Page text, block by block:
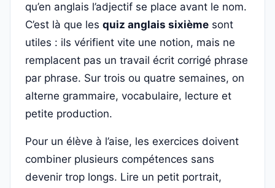
qu’en anglais l’adjectif se place avant le nom.
C’est là que les quiz anglais sixième sont
utiles : ils vérifient vite une notion, mais ne
remplacent pas un travail écrit corrigé phrase
par phrase. Sur trois ou quatre semaines, on
alterne grammaire, vocabulaire, lecture et
petite production.
Pour un élève à l’aise, les exercices doivent
combiner plusieurs compétences sans
devenir trop longs. Lire un petit portrait,